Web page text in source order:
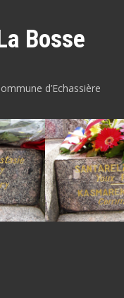
Bosse
d’Echassière